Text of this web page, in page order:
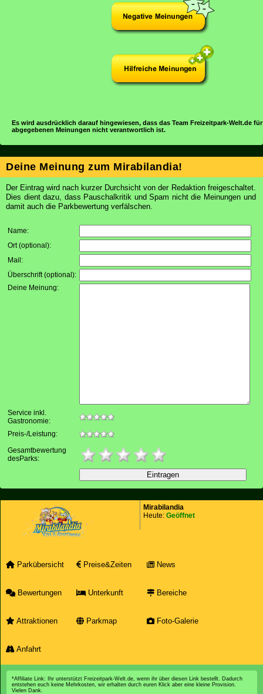
Es wird ausdrücklich darauf hingewiesen, dass das Team Freizeitpark-Welt.de
abgegebenen Meinungen nicht verantwortlich ist.
Deine Meinung zum Mirabilandia!
Der Eintrag wird nach kurzer Durchsicht von der Redaktion freigeschaltet.
Dies dient dazu, dass Pauschalkritik und Spam nicht die Meinungen und
damit auch die Parkbewertung verfälschen.
Name:
Ort (optional):
Mail:
Überschrift (optional):
Deine Meinung:
Service inkl.
Gastronomie:
Preis-/Leistung:
Gesamtbewertung
desParks:
Mirabilandia
Heute: Geöffnet
Parkübersicht Preise&Zeiten News
Bewertungen Unterkunft Bereiche
Attraktionen Parkmap Foto-Galerie
Anfahrt
*Affiliate Link: Ihr unterstützt Freizeitpark-Welt.de, wenn ihr über diesen Link bestellt. Dadurch
entstehen euch keine Mehrkosten, wir erhalten durch euren Klick aber eine kleine Provision.
Vielen Dank.